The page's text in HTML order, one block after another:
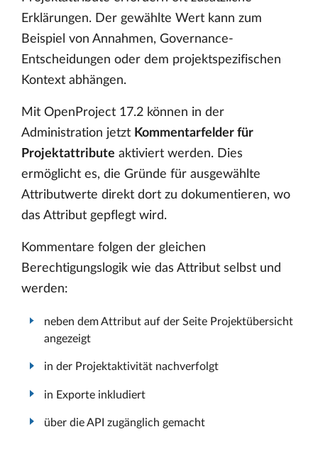
Erklärungen. Der gewählte Wert kann zum
Beispiel von Annahmen, Governance-
Entscheidungen oder dem projektspezifischen
Kontext abhängen.
Mit OpenProject 17.2 können in der
Administration jetzt Kommentarfelder für
Projektattribute aktiviert werden. Dies
ermöglicht es, die Gründe für ausgewählte
Attributwerte direkt dort zu dokumentieren, wo
das Attribut gepflegt wird.
Kommentare folgen der gleichen
Berechtigungslogik wie das Attribut selbst und
werden:
neben dem Attribut auf der Seite Projektübersicht
angezeigt
in der Projektaktivität nachverfolgt
in Exporte inkludiert
über die API zugänglich gemacht